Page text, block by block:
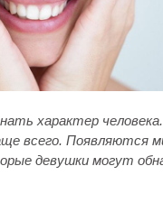
характер
всего. Появляются
девушки могут